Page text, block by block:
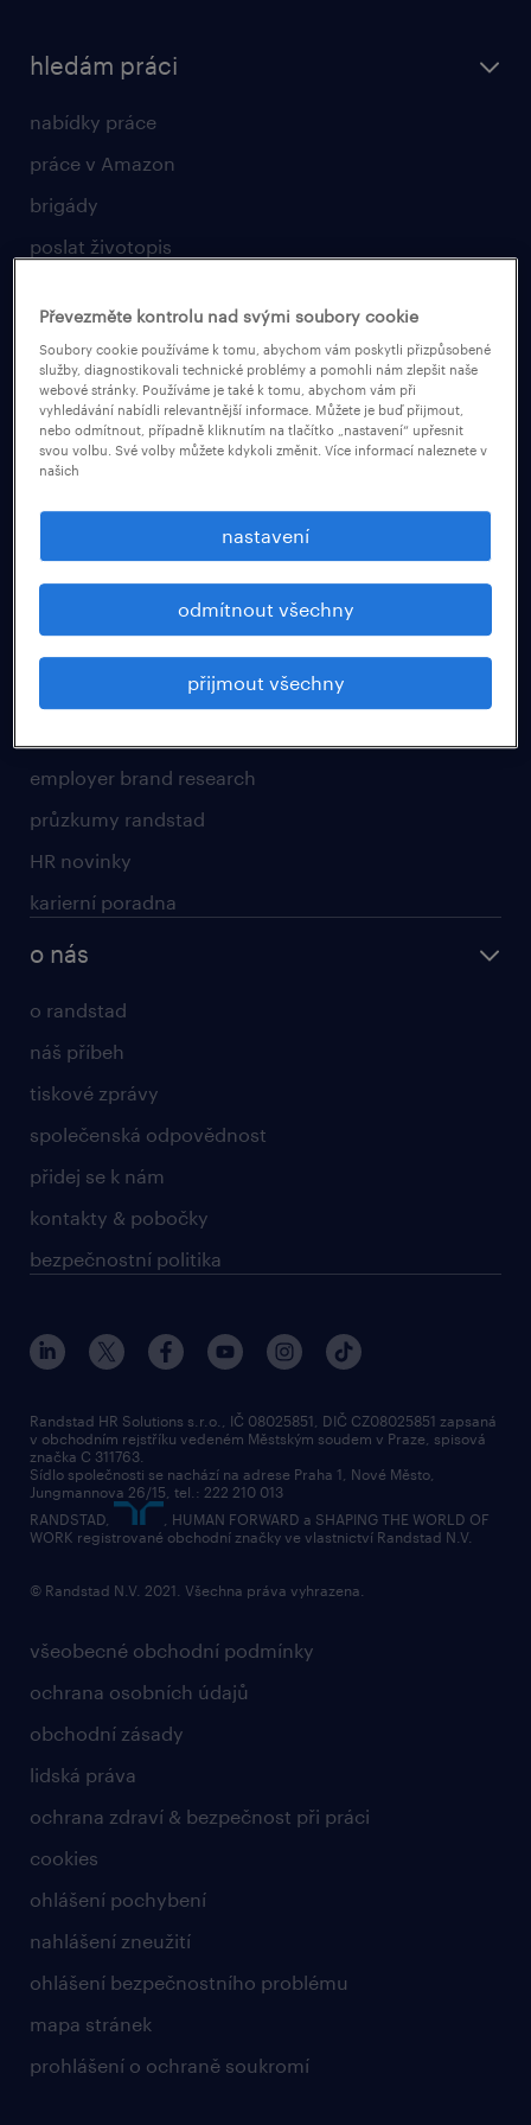
hledám práci
nabídky práce
práce v Amazon
brigády
poslat životopis
pro zaměstnavatele
operational
professional
naše služby
poptávka
pro uchazeče
operational
professional
employer brand research
průzkumy randstad
HR novinky
karierní poradna
o nás
o randstad
náš příbeh
tiskové zprávy
společenská odpovědnost
přidej se k nám
kontakty & pobočky
bezpečnostní politika
všeobecné obchodní podmínky
ochrana osobních údajů
obchodní zásady
lidská práva
ochrana zdraví & bezpečnost při práci
cookies
ohlášení pochybení
nahlášení zneužití
ohlášení bezpečnostního problému
mapa stránek
prohlášení o ochraně soukromí
Randstad HR Solutions s.r.o., IČ 08025851, DIČ CZ08025851 zapsaná
v obchodním rejstříku vedeném Městským soudem v Praze, spisová
značka C 311763.
Sídlo společnosti se nachází na adrese Praha 1, Nové Město,
Jungmannova 26/15, tel.: 222 210 013
RANDSTAD,
, HUMAN FORWARD a SHAPING THE WORLD OF
WORK registrované obchodní značky ve vlastnictví Randstad N.V.
© Randstad N.V. 2021. Všechna práva vyhrazena.
Převezměte kontrolu nad svými soubory cookie
Soubory cookie používáme k tomu, abychom vám poskytli přizpůsobené
služby, diagnostikovali technické problémy a pomohli nám zlepšit naše
webové stránky. Používáme je také k tomu, abychom vám při
vyhledávání nabídli relevantnější informace. Můžete je buď přijmout,
nebo odmítnout, případně kliknutím na tlačítko „nastavení“ upřesnit
svou volbu. Své volby můžete kdykoli změnit. Více informací naleznete v
našich
nastavení
odmítnout všechny
přijmout všechny